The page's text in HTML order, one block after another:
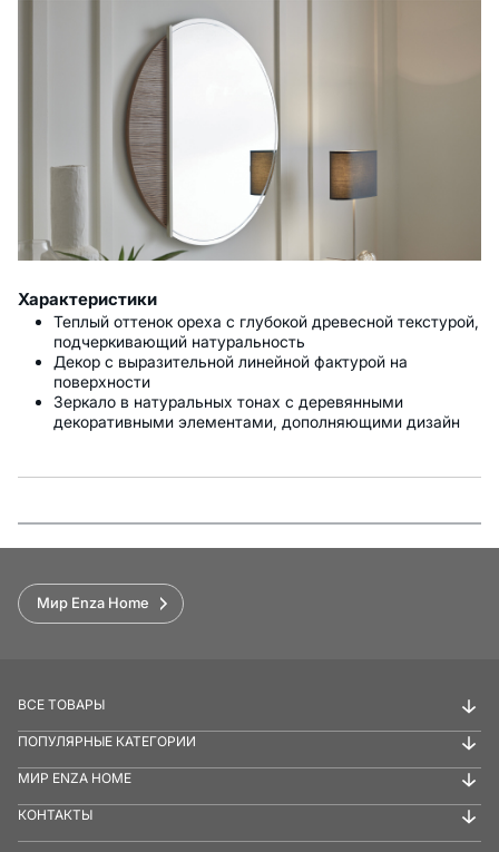
Характеристики
Теплый оттенок ореха с глубокой древесной текстурой,
подчеркивающий натуральность
Декор с выразительной линейной фактурой на
поверхности
Зеркало в натуральных тонах с деревянными
декоративными элементами, дополняющими дизайн
Функции
Мир Enza Home
ВСЕ ТОВАРЫ
ПОПУЛЯРНЫЕ КАТЕГОРИИ
МИР ENZA HOME
КОНТАКТЫ